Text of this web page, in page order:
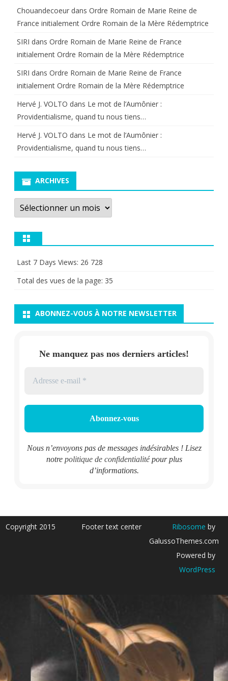
Chouandecoeur dans Ordre Romain de Marie Reine de
France initialement Ordre Romain de la Mère Rédemptrice
SIRI dans Ordre Romain de Marie Reine de France
initialement Ordre Romain de la Mère Rédemptrice
SIRI dans Ordre Romain de Marie Reine de France
initialement Ordre Romain de la Mère Rédemptrice
Hervé J. VOLTO dans Le mot de l’Aumônier :
Providentialisme, quand tu nous tiens…
Hervé J. VOLTO dans Le mot de l’Aumônier :
Providentialisme, quand tu nous tiens…
ARCHIVES
Archives
Last 7 Days Views: 26 728
Total des vues de la page: 35
ABONNEZ-VOUS À NOTRE NEWSLETTER
Ne manquez pas nos derniers articles!
Nous n’envoyons pas de messages indésirables ! Lisez
notre politique de confidentialitépour plus
d’informations.
Copyright 2015 Footer text center Ribosome by
GalussoThemes.com
Powered by
WordPress